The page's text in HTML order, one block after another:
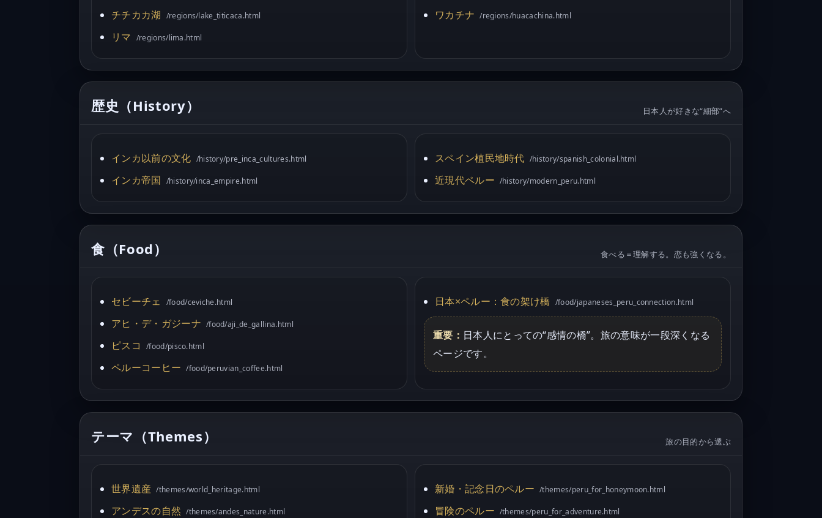
チチカカ湖 /regions/lake_titicaca.html
リマ /regions/lima.html
ワカチナ /regions/huacachina.html
歴史（History） 日本人が好きな“細部”へ
インカ以前の文化 /history/pre_inca_cultures.html
インカ帝国 /history/inca_empire.html
スペイン植民地時代 /history/spanish_colonial.html
近現代ペルー /history/modern_peru.html
食（Food） 食べる＝理解する。恋も強くなる。
セビーチェ /food/ceviche.html
アヒ・デ・ガジーナ /food/aji_de_gallina.html
ピスコ /food/pisco.html
ペルーコーヒー /food/peruvian_coffee.html
日本×ペルー：食の架け橋 /food/japaneses_peru_connection.html
重要： 日本人にとっての“感情の橋”。旅の意味が一段深くなる
ページです。
テーマ（Themes） 旅の目的から選ぶ
世界遺産 /themes/world_heritage.html
アンデスの自然 /themes/andes_nature.html
新婚・記念日のペルー /themes/peru_for_honeymoon.html
冒険のペルー /themes/peru_for_adventure.html